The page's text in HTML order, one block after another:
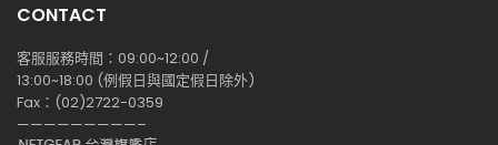
CONTACT
客服服務時間：09:00~12:00 /
13:00~18:00 (例假日與國定假日除外)
Fax：(02)2722-0359
—————————–